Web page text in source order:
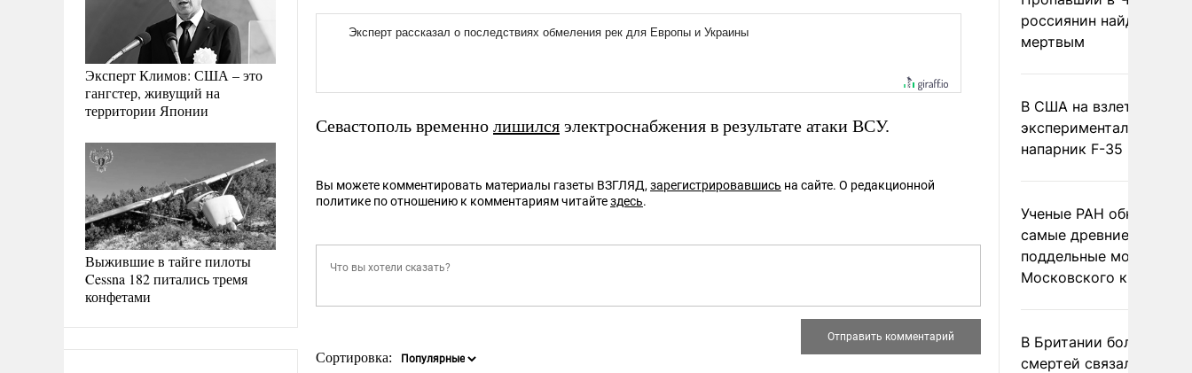
Эксперт Климов: США – это
гангстер, живущий на
территории Японии
Выжившие в тайге пилоты
Cessna 182 питались тремя
конфетами
Севастополь временно лишился электроснабжения в результате атаки ВСУ.
Вы можете комментировать материалы газеты ВЗГЛЯД, зарегистрировавшись на сайте. О редакционной
политике по отношению к комментариям читайтездесь.
Сортировка:
россиянин найден
мертвым
В США на взлете
экспериментальный
напарник F-35
Ученые РАН
самые древние
поддельные монеты
Московского
В Британии более ста
смертей связали с